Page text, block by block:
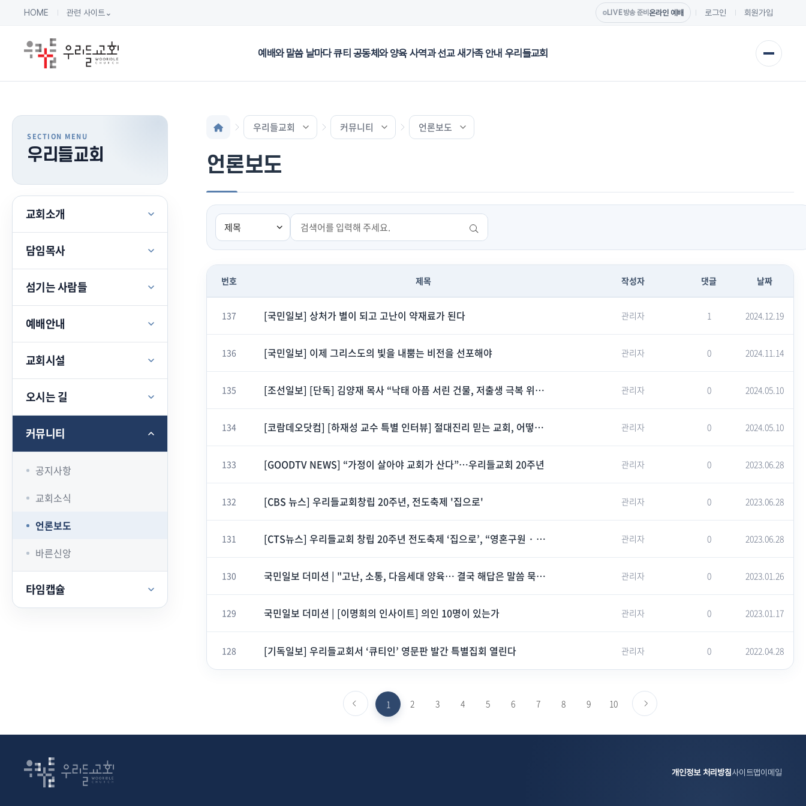
HOME 관련 사이트 ⌄ LIVE방송 준비 온라인 예배 로그인 회원가입
예배와 말씀 날마다 큐티 공동체와 양육 사역과 선교 새가족 안내 우리들교회
우리들교회
교회소개
담임목사
섬기는 사람들
예배안내
교회시설
오시는 길
커뮤니티
공지사항
교회소식
언론보도
바른신앙
타임캡슐
우리들교회 커뮤니티 언론보도
언론보도
검색
번호 제목 작성자 댓글 날짜
137 [국민일보] 상처가 별이 되고 고난이 약재료가 된다 관리자 1 2024.12.19
136 [국민일보] 이제 그리스도의 빛을 내뿜는 비전을 선포해야 관리자 0 2024.11.14
135 [조선일보] [단독] 김양재 목사 “낙태 아픔 서린 건물, 저출생 극복 위해 기부” 관리자 0 2024.05.10
134 [코람데오닷컴] [하재성 교수 특별 인터뷰] 절대진리 믿는 교회, 어떻게 세상과 실천적 소통 할 수 있을까? 관리자 0 2024.05.10
133 [GOODTV NEWS] “가정이 살아야 교회가 산다”…우리들교회 20주년 관리자 0 2023.06.28
132 [CBS 뉴스] 우리들교회창립 20주년, 전도축제 '집으로' 관리자 0 2023.06.28
131 [CTS뉴스] 우리들교회 창립 20주년 전도축제 ‘집으로’, “영혼구원 · 가정회복 사명감당” 관리자 0 2023.06.28
130 국민일보 더미션 | "고난, 소통, 다음세대 양육… 결국 해답은 말씀 묵상에 있다" 관리자 0 2023.01.26
129 국민일보 더미션 | [이명희의 인사이트] 의인 10명이 있는가 관리자 0 2023.01.17
128 [기독일보] 우리들교회서 ‘큐티인’ 영문판 발간 특별집회 열린다 관리자 0 2022.04.28
이전페이지로
가기
1 2 3 4 5 6 7 8 9 10
다음페이지로
가기
개인정보 처리방침사이트맵이메일